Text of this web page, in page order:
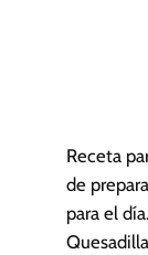
Receta
de
para el